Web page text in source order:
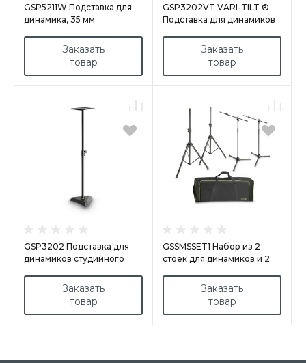
GSP5211W Подставка для
динамика, 35 мм
Заказать
товар
GSP3202VT VARI-TILT ®
Подставка для динамиков
Заказать
товар
GSP3202 Подставка для
динамиков студийного
Заказать
товар
GSSMSSET1 Набор из 2
стоек для динамиков и 2
транспортной сумке
Заказать
товар